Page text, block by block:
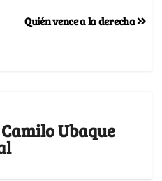
Quién vence a la derecha
Ubaque